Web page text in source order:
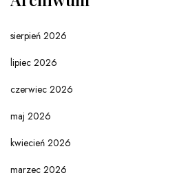
sierpień 2026
lipiec 2026
czerwiec 2026
maj 2026
kwiecień 2026
marzec 2026